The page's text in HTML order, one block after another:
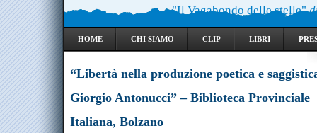
"Il Vagabondo delle stelle"
HOME CHI SIAMO CLIP LIBRI
“Libertà nella produzione poetica e
Giorgio Antonucci” – Biblioteca Provinciale
Italiana, Bolzano